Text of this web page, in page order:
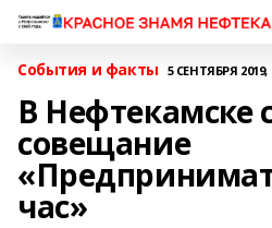
События и факты 5 СЕНТЯБРЯ 2019,
В Нефтекамске
совещание
час»